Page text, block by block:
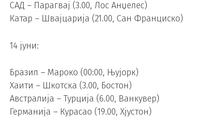
САД – Парагвај (3.00, Лос Анџелес)
Катар – Швајцарија (21.00, Сан Франциско)
14 јуни:
Бразил – Мароко (00:00, Њујорк)
Хаити – Шкотска (3.00, Бостон)
Австралија – Турција (6.00, Ванкувер)
Германија – Курасао (19.00, Хјустон)